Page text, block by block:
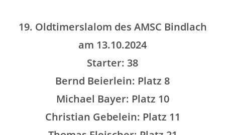
19. Oldtimerslalom des AMSC Bindlach
am 13.10.2024
Starter: 38
Bernd Beierlein: Platz 8
Michael Bayer: Platz 10
Christian Gebelein: Platz 11